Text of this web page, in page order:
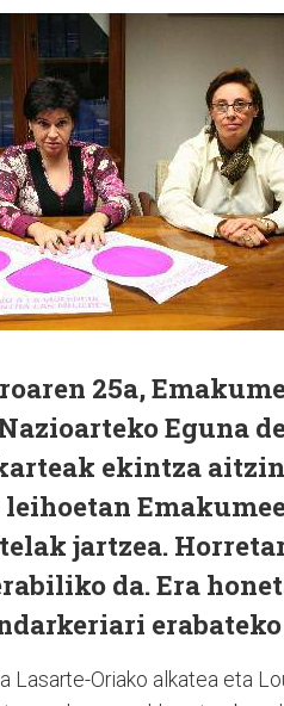
25a,
Eguna
ekintza
jartzea.
da. Era
Lasarte-Oriako alkatea eta